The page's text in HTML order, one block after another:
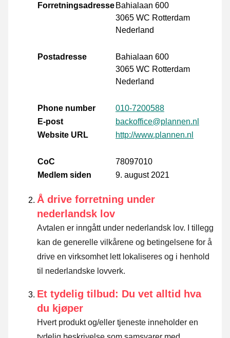
Forretningsadresse Bahialaan 600
3065 WC Rotterdam
Nederland
Postadresse
Bahialaan 600
3065 WC Rotterdam
Nederland
Phone number
010-7200588
E-post
backoffice@plannen.nl
Website URL
http://www.plannen.nl
CoC
78097010
Medlem siden
9. august 2021
Å drive forretning under
nederlandsk lov
Avtalen er inngått under nederlandsk lov. I tillegg
kan de generelle vilkårene og betingelsene for å
drive en virksomhet lett lokaliseres og i henhold
til nederlandske lovverk.
Et tydelig tilbud: Du vet alltid hva
du kjøper
Hvert produkt og/eller tjeneste inneholder en